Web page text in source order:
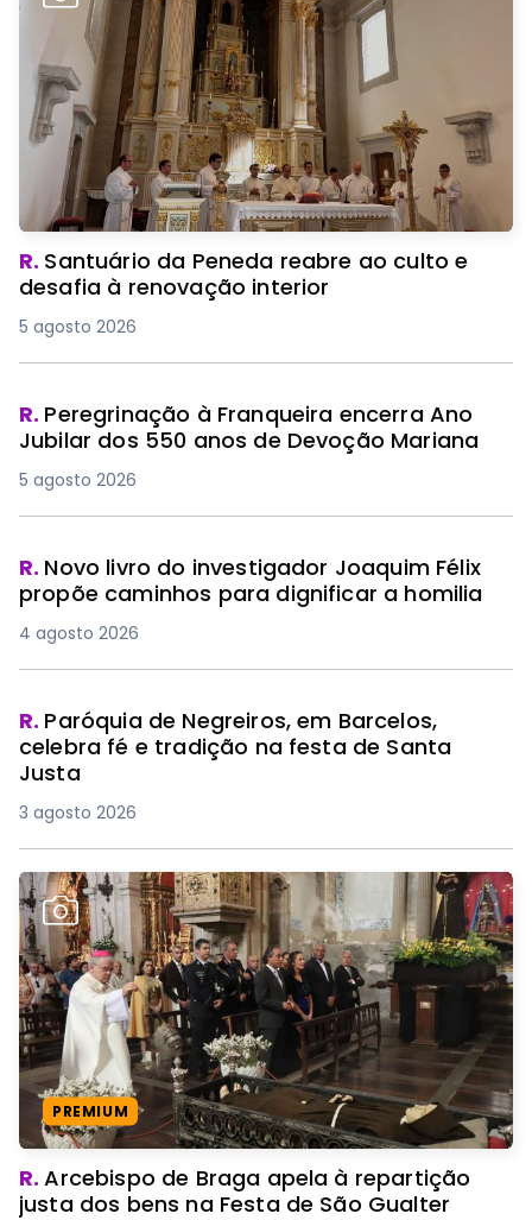
R. Santuário da Peneda reabre ao culto e
desafia à renovação interior
5 agosto 2026
R. Peregrinação à Franqueira encerra Ano
Jubilar dos 550 anos de Devoção Mariana
5 agosto 2026
R. Novo livro do investigador Joaquim Félix
propõe caminhos para dignificar a homilia
4 agosto 2026
R. Paróquia de Negreiros, em Barcelos,
celebra fé e tradição na festa de Santa
Justa
3 agosto 2026
PREMIUM
R.Arcebispo de Braga apela à repartição
justa dos bens na Festa de São Gualter